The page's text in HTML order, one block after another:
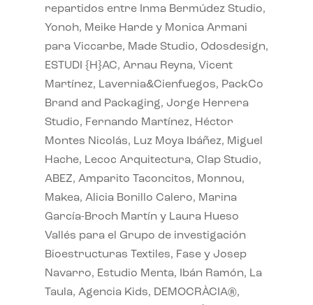
repartidos entre Inma Bermúdez Studio,
Yonoh, Meike Harde y Monica Armani
para Viccarbe, Made Studio, Odosdesign,
ESTUDI {H}AC, Arnau Reyna, Vicent
Martínez, Lavernia&Cienfuegos, PackCo
Brand and Packaging, Jorge Herrera
Studio, Fernando Martínez, Héctor
Montes Nicolás, Luz Moya Ibáñez, Miguel
Hache, Lecoc Arquitectura, Clap Studio,
ABEZ, Amparito Taconcitos, Monnou,
Makea, Alicia Bonillo Calero, Marina
García-Broch Martín y Laura Hueso
Vallés para el Grupo de investigación
Bioestructuras Textiles, Fase y Josep
Navarro, Estudio Menta, Ibán Ramón, La
Taula, Agencia Kids, DEMOCRÀCIA®,